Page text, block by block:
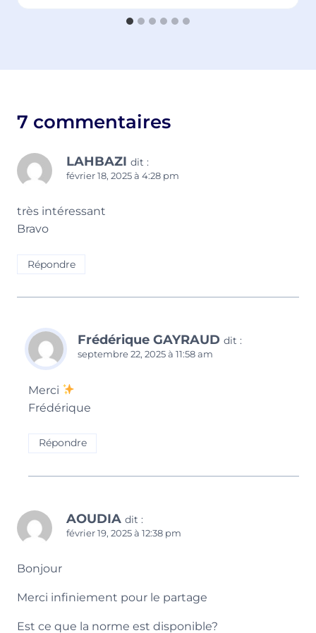
7 commentaires
LAHBAZI dit :
février 18, 2025 à 4:28 pm
très intéressant
Bravo
Répondre
Frédérique GAYRAUD dit :
septembre 22, 2025 à 11:58 am
Merci
Frédérique
Répondre
AOUDIA dit :
février 19, 2025 à 12:38 pm
Bonjour
Merci infiniement pour le partage
Est ce que la norme est disponible?